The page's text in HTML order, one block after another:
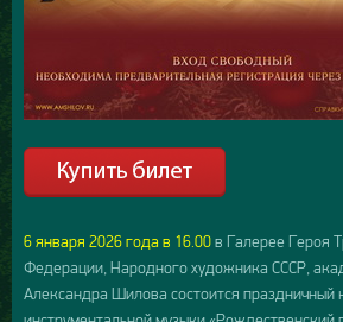
6 января 2026 года в 16.00в Галерее Героя
Федерации, Народного художника СССР,
Александра Шилова состоится праздничный